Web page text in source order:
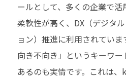
ールとして、多くの企業で活
柔軟性が高く、DX（デジタ
ョン）推進に利用されてい
向き不向き」というキーワ
あるのも実情です。これは